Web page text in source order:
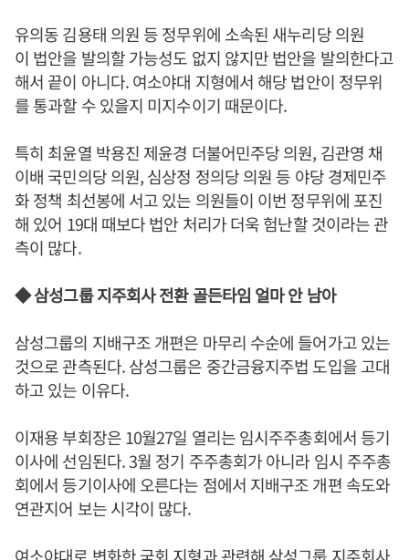
유의동 김용태 의원 등 정무위에 소속된 새누리당 의원
이 법안을 발의할 가능성도 없지 않지만 법안을 발의한다고
해서 끝이 아니다. 여소야대 지형에서 해당 법안이 정무위
를 통과할 수 있을지 미지수이기 때문이다.
특히 최윤열 박용진 제윤경 더불어민주당 의원, 김관영 채
이배 국민의당 의원, 심상정 정의당 의원 등 야당 경제민주
화 정책 최선봉에 서고 있는 의원들이 이번 정무위에 포진
해 있어 19대 때보다 법안 처리가 더욱 험난할 것이라는 관
측이 많다.
◆ 삼성그룹 지주회사 전환 골든타임 얼마 안 남아
삼성그룹의 지배구조 개편은 마무리 수순에 들어가고 있는
것으로 관측된다. 삼성그룹은 중간금융지주법 도입을 고대
하고 있는 이유다.
이재용 부회장은 10월27일 열리는 임시주주총회에서 등기
이사에 선임된다. 3월 정기 주주총회가 아니라 임시 주주총
회에서 등기이사에 오른다는 점에서 지배구조 개편 속도와
연관지어 보는 시각이 많다.